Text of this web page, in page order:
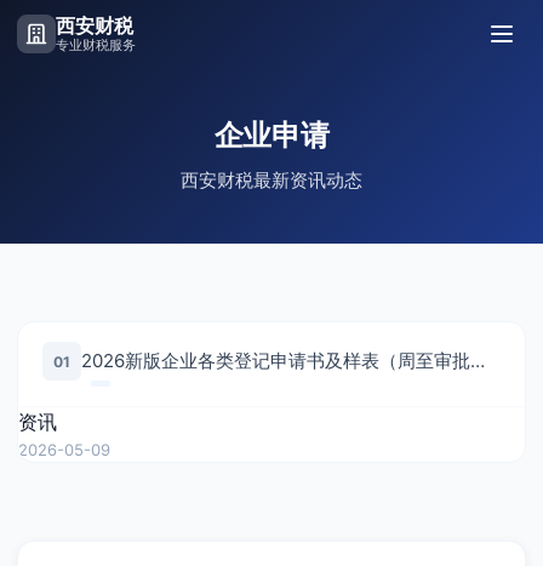
西安财税
专业财税服务
企业申请
西安财税最新资讯动态
01 2026新版企业各类登记申请书及样表（周至审批政务）
资讯
2026-05-09